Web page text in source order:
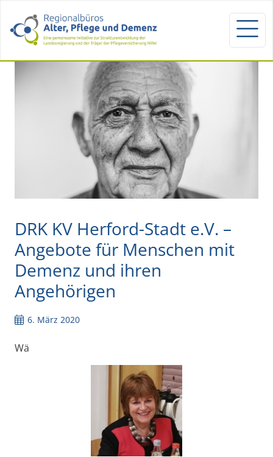
DRK KV Herford-Stadt e.V. –
Angebote für Menschen mit
Demenz und ihren
Angehörigen
6. März 2020
Wä